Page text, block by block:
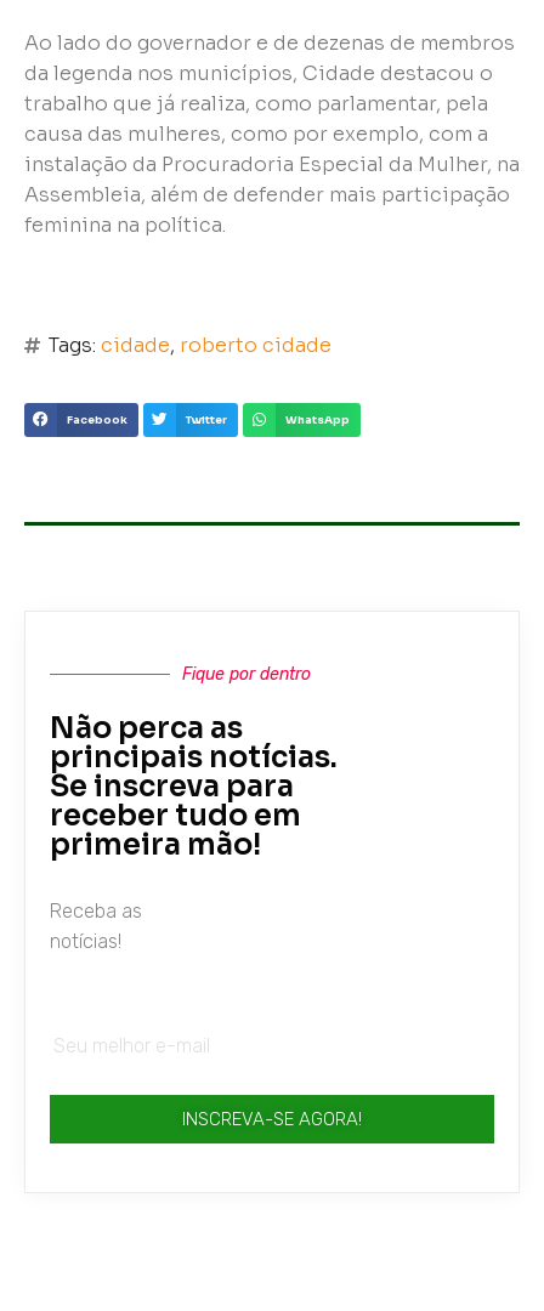
Ao lado do governador e de dezenas de membros
da legenda nos municípios, Cidade destacou o
trabalho que já realiza, como parlamentar, pela
causa das mulheres, como por exemplo, com a
instalação da Procuradoria Especial da Mulher, na
Assembleia, além de defender mais participação
feminina na política.
Tags: cidade, roberto cidade
Facebook Twitter WhatsApp
Fique por dentro
Não perca as
principais notícias.
Se inscreva para
receber tudo em
primeira mão!
Receba as
notícias!
INSCREVA-SE AGORA!